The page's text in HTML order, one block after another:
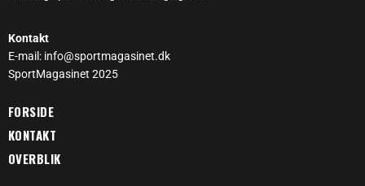
Kontakt
E-mail: info@sportmagasinet.dk
SportMagasinet 2025
FORSIDE
KONTAKT
OVERBLIK